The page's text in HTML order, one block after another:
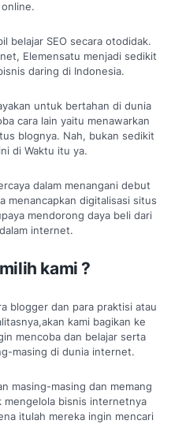
belajar SEO secara otodidak.
Elemensatu menjadi sedikit
daring di Indonesia.
untuk bertahan di dunia
cara lain yaitu menawarkan
blognya. Nah, bukan sedikit
di Waktu itu ya.
dalam menangani debut
menancapkan digitalisasi situs
mendorong daya beli dari
internet.
kami ?
blogger dan para praktisi atau
kami bagikan ke
mencoba dan belajar serta
masing di dunia internet.
masing-masing dan memang
mengelola bisnis internetnya
itulah mereka ingin mencari